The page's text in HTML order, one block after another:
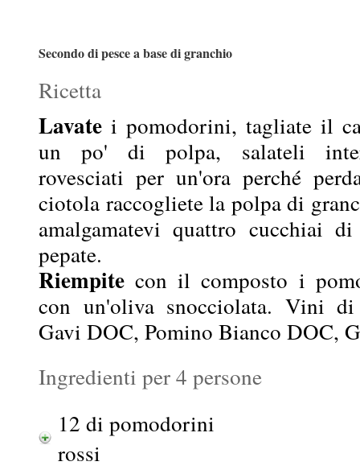
Secondo di pesce a base di granchio
Ricetta
Lavate i pomodorini, tagliate il
un po' di polpa, salateli
rovesciati per un'ora perché
ciotola raccogliete la polpa di
amalgamatevi quattro cucchiai
pepate.
Riempite con il composto i
con un'oliva snocciolata. Vini di
Gavi DOC, Pomino Bianco DOC,
Ingredienti per 4 persone
12 di pomodorini
rossi